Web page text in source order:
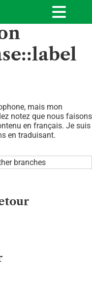
mais mon
notez que nous faisons
en français. Je suis
en traduisant.
branches